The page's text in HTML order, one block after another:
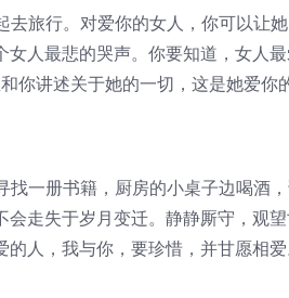
旅行。对爱你的女人，你可以让
人最悲的哭声。你要知道，女人
你讲述关于她的一切，这是她爱你
一册书籍，厨房的小桌子边喝酒
走失于岁月变迁。静静厮守，观望
人，我与你，要珍惜，并甘愿相爱